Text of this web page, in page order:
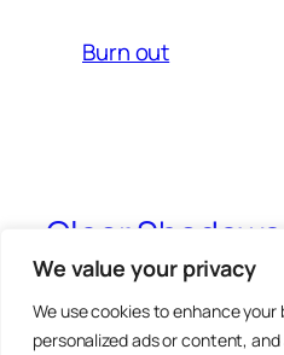
We value your privacy
We use cookies to enhance
personalized ads or content,
Burn out
Clear Shadows